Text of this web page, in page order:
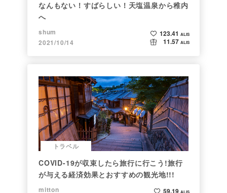
なんもない！すばらしい！天塩温泉から稚内
へ
shum
2021/10/14
123.41 ALIS
11.57 ALIS
トラベル
COVID-19が収束したら旅行に行こう!旅行
が与える経済効果とおすすめの観光地!!!
mitton
59.19